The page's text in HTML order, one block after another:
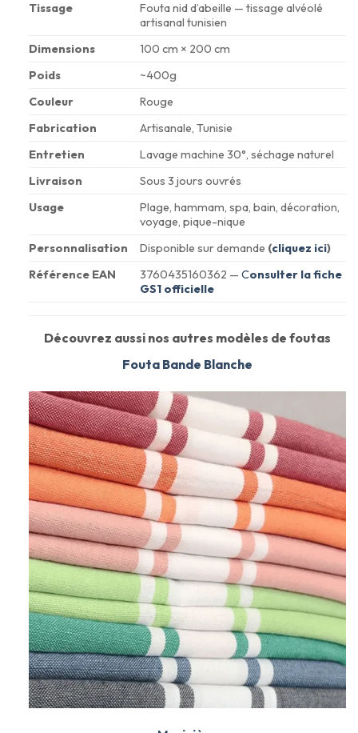
Tissage
Fouta nid d’abeille — tissage alvéolé
artisanal tunisien
Dimensions
100 cm × 200 cm
Poids
~400g
Couleur
Rouge
Fabrication
Artisanale, Tunisie
Entretien
Lavage machine 30°, séchage naturel
Livraison
Sous 3 jours ouvrés
Usage
Plage, hammam, spa, bain, décoration,
voyage, pique-nique
Personnalisation
Disponible sur demande (cliquez ici)
Référence EAN
3760435160362 — Consulter la fiche
GS1 officielle
Découvrez aussi nos autres modèles de foutas
Fouta Bande Blanche